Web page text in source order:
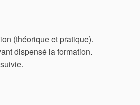
(théorique et pratique).
dispensé la formation.